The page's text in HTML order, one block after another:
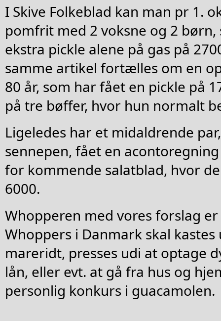
I Skive Folkeblad kan man pr 1.
pomfrit med 2 voksne og 2
ekstra pickle alene på gas på
samme artikel fortælles om en
80 år, som har fået en pickle på
på tre bøffer, hvor hun normalt
Ligeledes har et midaldrende
sennepen, fået en
for kommende salatblad, hvor
6000.
Whopperen med vores forslag
Whoppers i Danmark skal
mareridt, presses udi at optage
lån, eller evt. at gå fra hus og
personlig konkurs i guacamolen.